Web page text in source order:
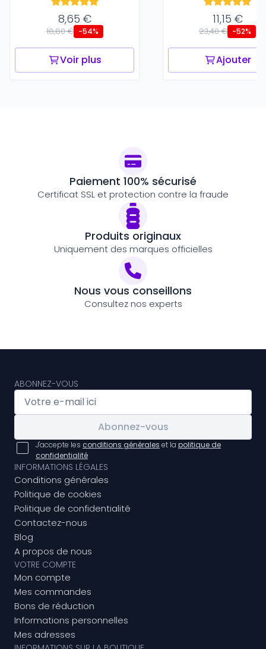
8,65 €
18,80 € -54%
Voir plus
11,15 €
23,40 € -52%
Ajouter
Paiement 100% sécurisé
Certificat SSL et protection contre la fraude
Produits originaux
Uniquement des marques officielles
Nous vous conseillons
Consultez nos experts
ABONNEZ-VOUS
Abonnez-vous
J'accepte les conditions générales et la politique de
confidentialité
INFORMATIONS LÉGALES
Conditions générales
Politique de cookies
Politique de confidentialité
Contactez-nous
Blog
A propos de nous
VOTRE COMPTE
Mon compte
Mes commandes
Bons de réduction
Informations personnelles
Mes adresses